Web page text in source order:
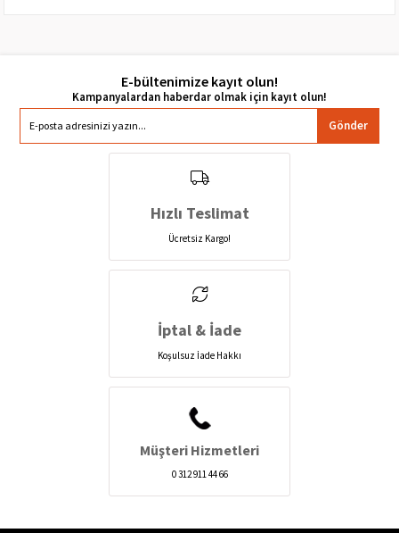
E-bültenimize kayıt olun!
Gönder
Hızlı Teslimat
Ücretsiz Kargo!
İptal & İade
Koşulsuz İade Hakkı
Müşteri Hizmetleri
0 312 911 44 66